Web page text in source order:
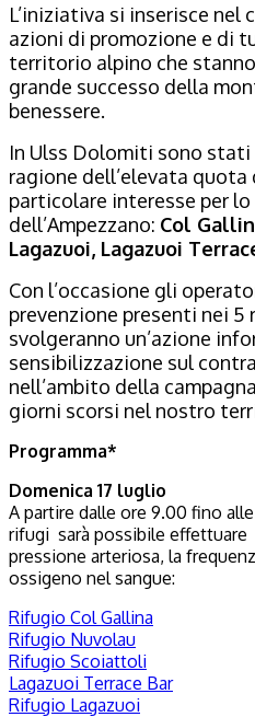
L’iniziativa si inserisce
azioni di promozione e di
territorio alpino che
grande successo della
benessere.
In Ulss Dolomiti sono
ragione dell’elevata
particolare interesse per
dell’Ampezzano: Col
Lagazuoi, Lagazuoi
Con l’occasione gli
prevenzione presenti nei
svolgeranno un’azione
sensibilizzazione sul
nell’ambito della
giorni scorsi nel nostro
Programma*
Domenica 17 luglio
A partire dalle ore 9.00 fino
rifugi sarà possibile effettuare
pressione arteriosa, la
ossigeno nel sangue:
Rifugio Col Gallina
Rifugio Nuvolau
Rifugio Scoiattoli
Lagazuoi Terrace Bar
Rifugio Lagazuoi